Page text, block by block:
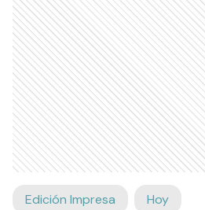
Edición Impresa Hoy